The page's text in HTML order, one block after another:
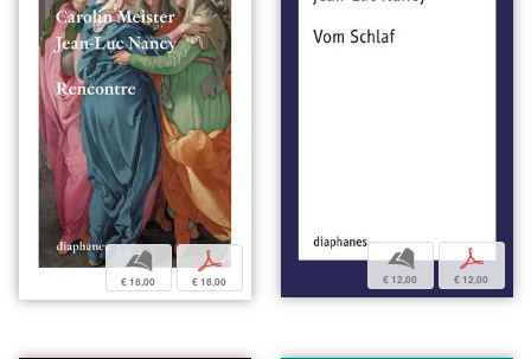
b
€ 18,00
p
€ 18,00
b
€ 12,00
p
€ 12,00